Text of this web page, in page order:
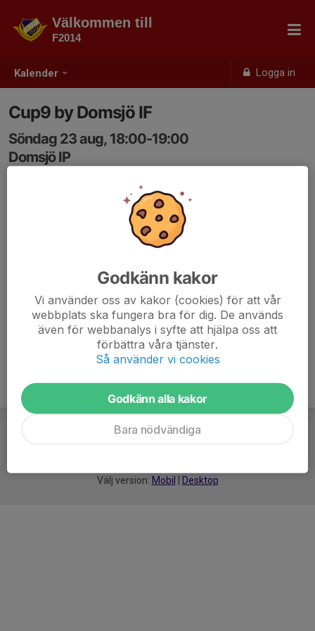
Kalender Logga in
Välkommen till
F2014
Cup9 by Domsjö IF
Söndag 23 aug, 18:00-19:00
Domsjö IP
Samling: 18:00, Domsjö IP
Välj version: Mobil Desktop
Godkänn kakor
Vi använder oss av kakor (cookies) för att vår
webbplats ska fungera bra för dig. De används
även för webbanalys i syfte att hjälpa oss att
förbättra våra tjänster.
Så använder vi cookies
Godkänn alla kakor
Bara nödvändiga